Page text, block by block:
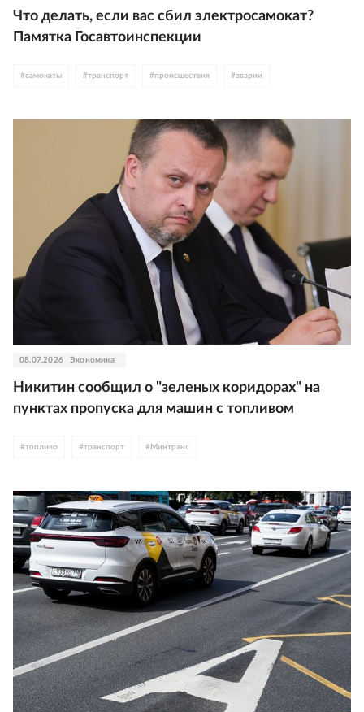
Что делать, если вас сбил электросамокат?
Памятка Госавтоинспекции
#самокаты #транспорт #происшествия #аварии
08.07.2026 Экономика
Никитин сообщил о "зеленых коридорах" на
пунктах пропуска для машин с топливом
#топливо #транспорт # Минтранс